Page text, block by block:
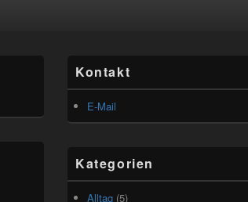
Seitenleisten
Widget-
Bereich
Kontakt
E-Mail
Kategorien
Alltag (5)